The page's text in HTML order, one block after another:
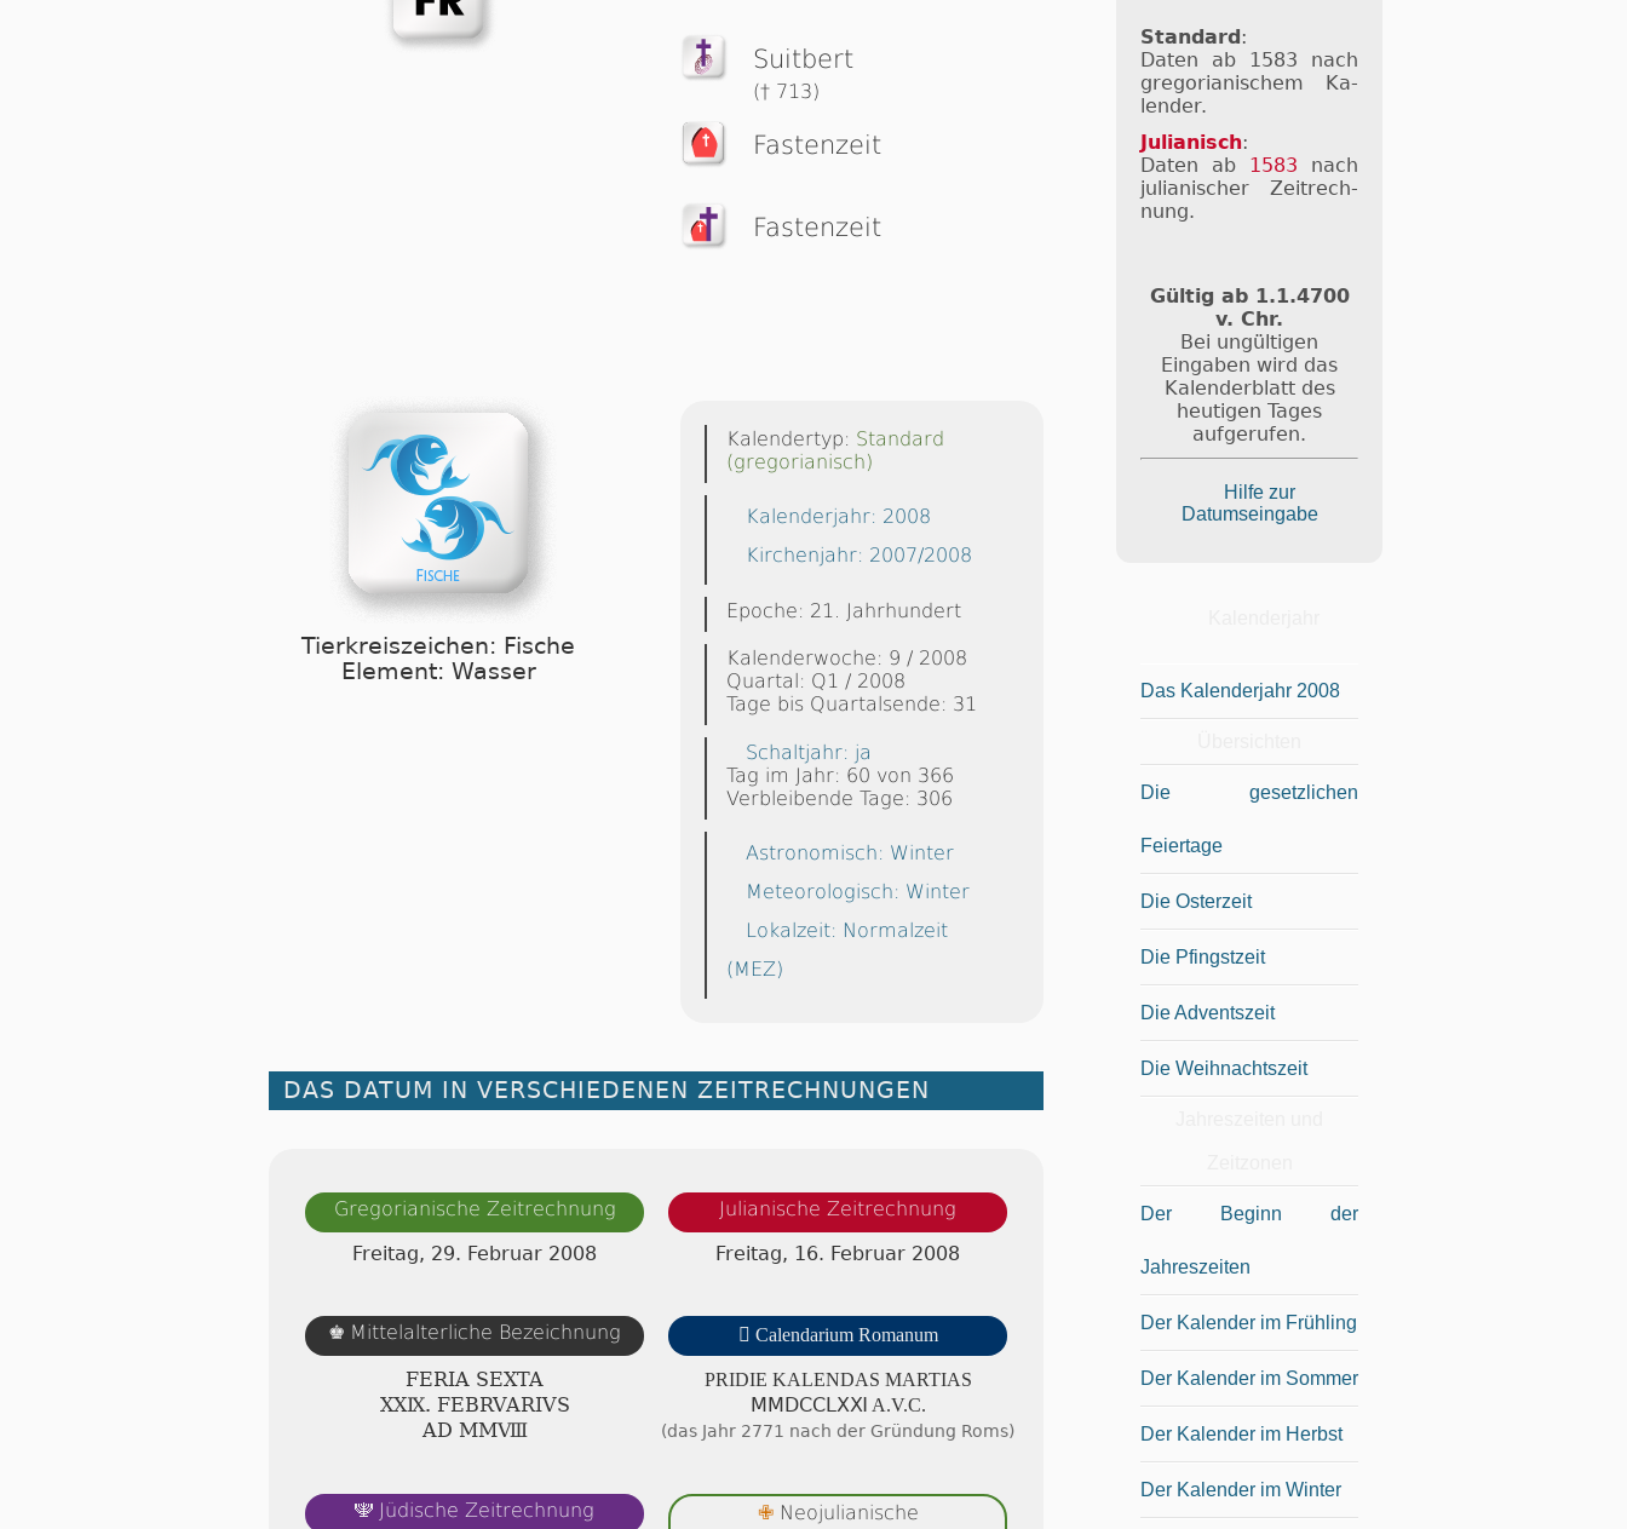
Suitbert
(† 713)
Fastenzeit
Fastenzeit
Tierkreiszeichen: Fische
Element: Wasser
Kalendertyp: Standard
(gregorianisch)
Kalenderjahr: 2008
Kirchenjahr: 2007/2008
Epoche: 21. Jahrhundert
Kalenderwoche: 9 / 2008
Quartal: Q1 / 2008
Tage bis Quartalsende: 31
Schaltjahr: ja
Tag im Jahr: 60 von 366
Verbleibende Tage: 306
Astronomisch: Winter
Meteorologisch: Winter
Lokalzeit: Normalzeit
(MEZ)
DAS DATUM IN VERSCHIEDENEN ZEITRECHNUNGEN
Gregorianische Zeitrechnung
Freitag, 29. Februar 2008
Julianische Zeitrechnung
Freitag, 16. Februar 2008
♚ Mittelalterliche Bezeichnung
FERIA SEXTA
ⅩⅩⅨ. FEBRVARIVS
AD ⅯⅯⅧ
 Calendarium Romanum
PRIDIE KA­LEN­DAS MAR­TI­AS
ⅯⅯⅮⅭⅭⅬⅩⅪ A.V.C.
(das Jahr 2771 nach der Gründung Roms)
🕎 Jüdische Zeitrechnung ✙Neojulianische
Standard :
Daten ab 1583 nach
gre­go­ri­a­ni­schem Ka­
len­der.
Julianisch:
Daten ab 1583 nach
ju­li­a­ni­scher Zeit­rech­
nung.
Gültig ab 1.1.4700
v. Chr.
Bei ungültigen
Eingaben wird das
Kalenderblatt des
heutigen Tages
aufgerufen.
Hilfe zur
Datumseingabe
Das Kalenderjahr 2008
Die gesetzlichen
Feiertage
Die Osterzeit
Die Pfingstzeit
Die Adventszeit
Die Weihnachtszeit
Der Beginn der
Jahreszeiten
Der Kalender im Frühling
Der Kalender im Sommer
Der Kalender im Herbst
Der Kalender im Winter